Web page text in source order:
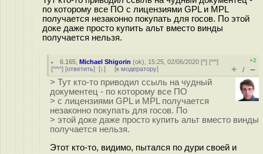
по которому все ПО с лицензиями GPL и MPL
получается незаконно покупать для госов. По этой
доке даже просто купить альт вместо винды
получается нельзя.
6.165 ,Michael Shigorin (ok), 15:25, 02/06/2020 [^] [^^]
[^^^] [ответить] [↓] [к модератору]
+2
+ / –
> Тут кто-то приводил ссыль на чудный
документец - по которому все ПО
> с лицензиями GPL и MPL получается
незаконно покупать для госов. По
> этой доке даже просто купить альт вместо винды
получается нельзя.
Этот кто-то, видимо, пытался по дури своей и